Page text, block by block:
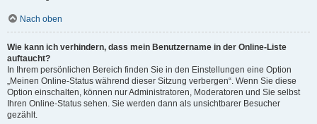
Nach oben
Wie kann ich verhindern, dass mein Benutzername in der Online-Liste
auftaucht?
In Ihrem persönlichen Bereich finden Sie in den Einstellungen eine Option
„Meinen Online-Status während dieser Sitzung verbergen“. Wenn Sie diese
Option einschalten, können nur Administratoren, Moderatoren und Sie selbst
Ihren Online-Status sehen. Sie werden dann als unsichtbarer Besucher
gezählt.